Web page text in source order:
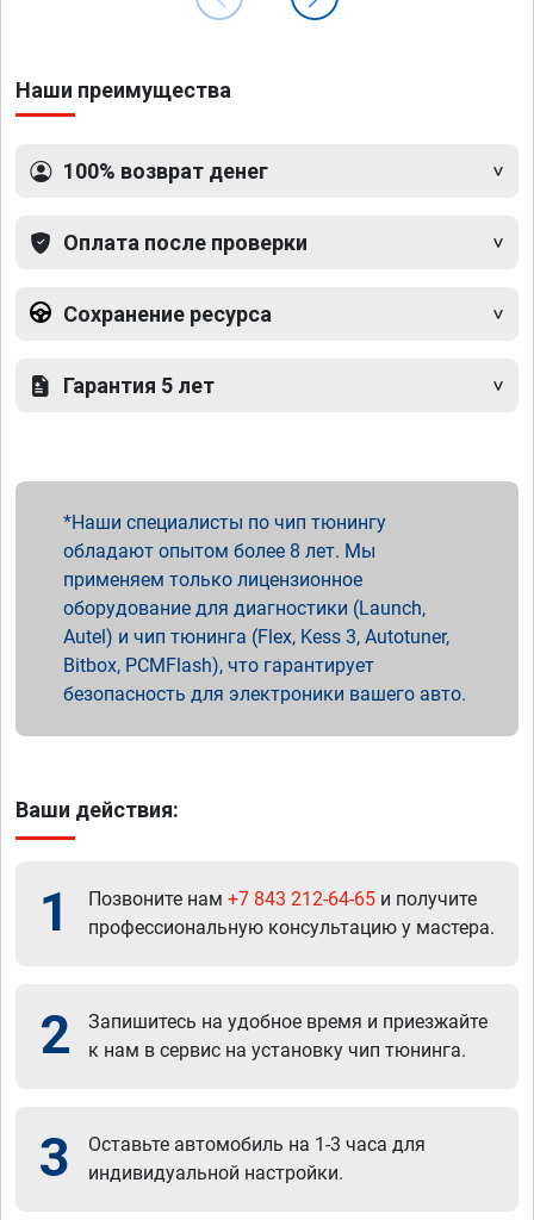
Наши преимущества
100% возврат денег
Оплата после проверки
Сохранение ресурса
Гарантия 5 лет
Наши специалисты по чип тюнингу
обладают опытом более 8 лет. Мы
применяем только лицензионное
оборудование для диагностики (Launch,
Autel) и чип тюнинга (Flex, Kess 3, Autotuner,
Bitbox, PCMFlash), что гарантирует
безопасность для электроники вашего авто.
Ваши действия:
1 Позвоните нам +7 843 212-64-65 и получите
профессиональную консультацию у мастера.
2
Запишитесь на удобное время и приезжайте
к нам в сервис на установку чип тюнинга.
3
Оставьте автомобиль на 1-3 часа для
индивидуальной настройки.